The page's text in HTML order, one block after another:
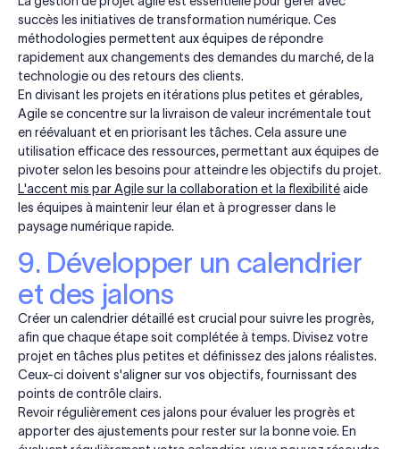
succès les initiatives de transformation numérique. Ces
méthodologies permettent aux équipes de répondre
rapidement aux changements des demandes du marché, de la
technologie ou des retours des clients.
En divisant les projets en itérations plus petites et gérables,
Agile se concentre sur la livraison de valeur incrémentale tout
en réévaluant et en priorisant les tâches. Cela assure une
utilisation efficace des ressources, permettant aux équipes de
pivoter selon les besoins pour atteindre les objectifs du projet.
L'accent mis par Agile sur la collaboration et la flexibilitéaide
les équipes à maintenir leur élan et à progresser dans le
paysage numérique rapide.
9. Développer un calendrier
et des jalons
Créer un calendrier détaillé est crucial pour suivre les progrès,
afin que chaque étape soit complétée à temps. Divisez votre
projet en tâches plus petites et définissez des jalons réalistes.
Ceux-ci doivent s'aligner sur vos objectifs, fournissant des
points de contrôle clairs.
Revoir régulièrement ces jalons pour évaluer les progrès et
apporter des ajustements pour rester sur la bonne voie. En